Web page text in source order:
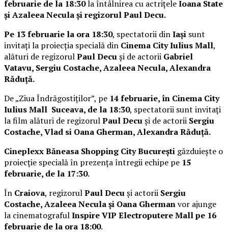
februarie de la 18:30la întâlnirea cu actrițeleIoana State
și Azaleea Necula și regizorul Paul Decu.
Pe 13 februarie la ora 18:30, spectatorii dinIași sunt
invitați la proiecția specială din Cinema City Iulius Mall,
alături de regizorulPaul Decuși de actorii Gabriel
Vatavu, Sergiu Costache, Azaleea Necula, Alexandra
Răduță.
De „Ziua Îndrăgostiților”, pe 14 februarie, în Cinema City
Iulius Mall Suceava, de la 18:30, spectatorii sunt invitați
la film alături de regizorulPaul Decuși de actorii Sergiu
Costache, Vlad si Oana Gherman, Alexandra Răduță.
Cineplexx Băneasa Shopping City București găzduiește o
proiecție specială în prezența întregii echipe pe 15
februarie, de la 17:30.
În Craiova, regizorulPaul Decuși actorii Sergiu
Costache, Azaleea Necula și Oana Ghermanvor ajunge
la cinematografulInspire VIP Electroputere Mall pe 16
februarie de la ora 18:00.